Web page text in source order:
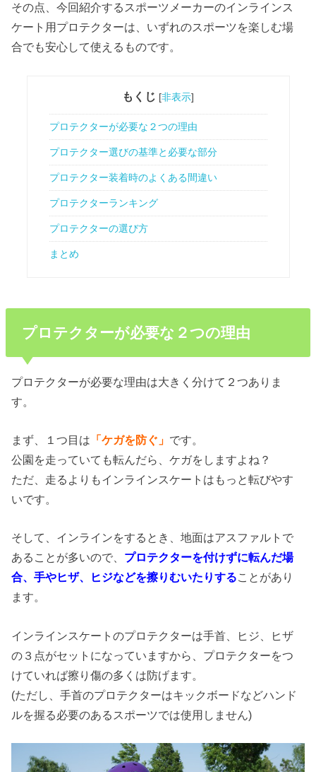
その点、今回紹介するスポーツメーカーのインラインス
ケート用プロテクターは、いずれのスポーツを楽しむ場
合でも安心して使えるものです。
もくじ [非表示]
プロテクターが必要な２つの理由
プロテクター選びの基準と必要な部分
プロテクター装着時のよくある間違い
プロテクターランキング
プロテクターの選び方
まとめ
プロテクターが必要な２つの理由
プロテクターが必要な理由は大きく分けて２つありま
す。
まず、１つ目は 「ケガを防ぐ」 です。
公園を走っていても転んだら、ケガをしますよね？
ただ、走るよりもインラインスケートはもっと転びやす
いです。
そして、インラインをするとき、地面はアスファルトで
あることが多いので、 プロテクターを付けずに転んだ場
合、手やヒザ、ヒジなどを擦りむいたりすることがあり
ます。
インラインスケートのプロテクターは手首、ヒジ、ヒザ
の３点がセットになっていますから、プロテクターをつ
けていれば擦り傷の多くは防げます。
(ただし、手首のプロテクターはキックボードなどハンド
ルを握る必要のあるスポーツでは使用しません)